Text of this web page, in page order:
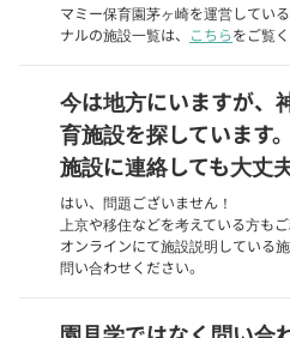
マミー保育園茅ヶ崎を運営してい
ナルの施設一覧は、
こちらをご覧く
今は地方にいますが、
育施設を探しています
施設に連絡しても大丈
はい、問題ございません！
上京や移住などを考えている方も
オンラインにて施設説明している
問い合わせください。